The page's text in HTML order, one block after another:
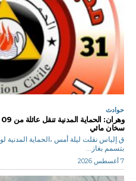
حوادث
سخان مائي
بتسمم بغاز...
7 أغسطس 2026